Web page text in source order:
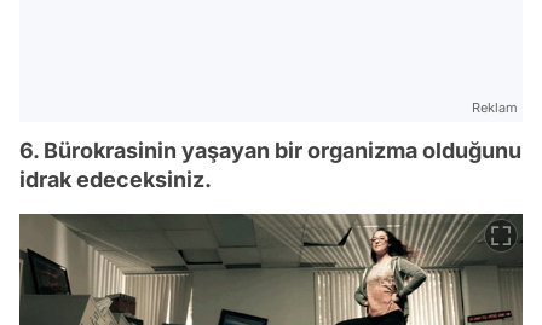
Reklam
6. Bürokrasinin yaşayan bir organizma olduğunu
idrak edeceksiniz.